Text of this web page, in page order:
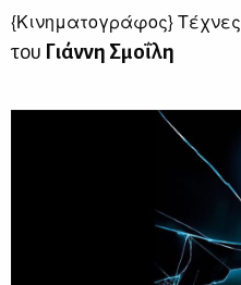
{Κινηματογράφος} Τέχνες
του Γιάννη Σμοΐλη